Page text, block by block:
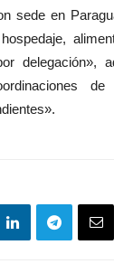
sede en
delegación»,